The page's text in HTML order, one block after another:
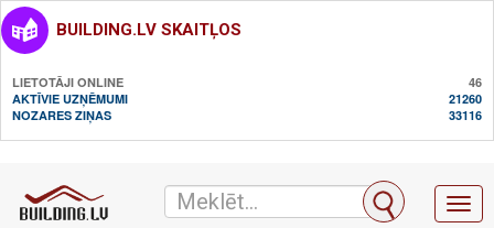
BUILDING.LV SKAITĻOS
LIETOTĀJI ONLINE
46
AKTĪVIE UZŅĒMUMI
21260
NOZARES ZIŅAS
33116